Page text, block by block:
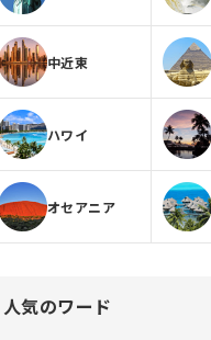
中近東
ハワイ
オセアニア
人気のワード